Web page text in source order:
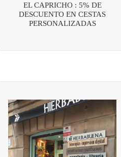
EL CAPRICHO : 5% DE
DESCUENTO EN CESTAS
PERSONALIZADAS